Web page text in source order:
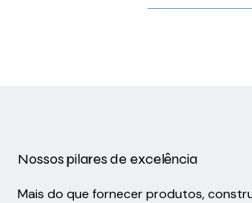
Nossos pilares de excelência
Mais do que fornecer produtos,